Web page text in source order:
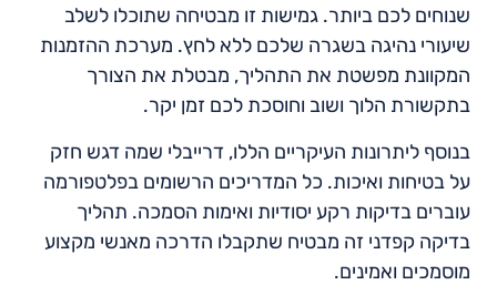
שנוחים לכם ביותר. גמישות זו מבטיחה שתוכלו לשלב
שיעורי נהיגה בשגרה שלכם ללא לחץ. מערכת ההזמנות
המקוונת מפשטת את התהליך, מבטלת את הצורך
בתקשורת הלוך ושוב וחוסכת לכם זמן יקר.
בנוסף ליתרונות העיקריים הללו, דרייבלי שמה דגש חזק
על בטיחות ואיכות. כל המדריכים הרשומים בפלטפורמה
עוברים בדיקות רקע יסודיות ואימות הסמכה. תהליך
בדיקה קפדני זה מבטיח שתקבלו הדרכה מאנשי מקצוע
מוסמכים ואמינים.